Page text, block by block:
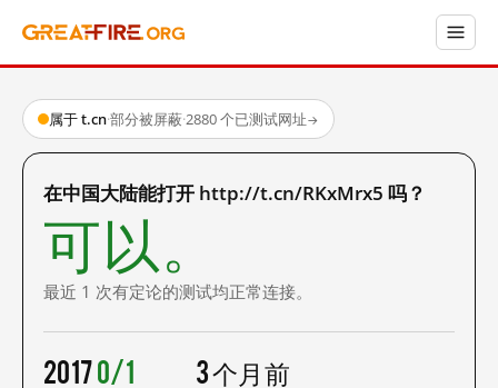
属于 t.cn·部分被屏蔽·2880 个已测试网址→
在中国大陆能打开 http://t.cn/RKxMrx5 吗？
可以。
最近 1 次有定论的测试均正常连接。
20170/1 3 个月前